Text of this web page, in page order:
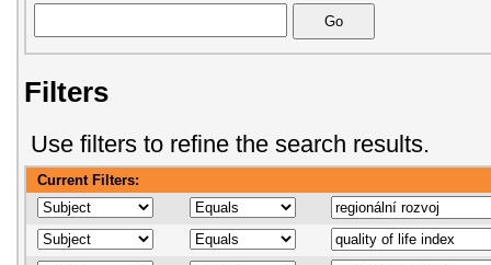
Filters
Use filters to refine the search results.
Current Filters: